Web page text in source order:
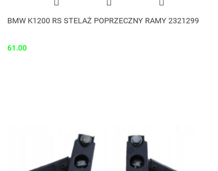
BMW K1200 RS STELAŻ POPRZECZNY RAMY 2321299
61.00